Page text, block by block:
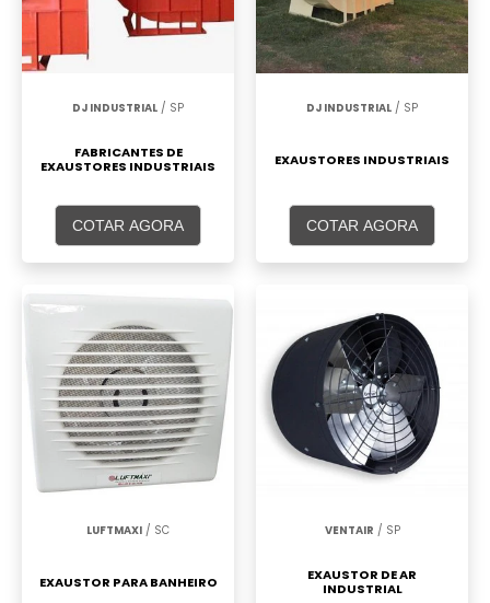
DJ INDUSTRIAL / SP
FABRICANTES DE
EXAUSTORES INDUSTRIAIS
COTAR AGORA
DJ INDUSTRIAL / SP
EXAUSTORES INDUSTRIAIS
COTAR AGORA
LUFTMAXI / SC
EXAUSTOR PARA BANHEIRO
VENTAIR / SP
EXAUSTOR DE AR
INDUSTRIAL